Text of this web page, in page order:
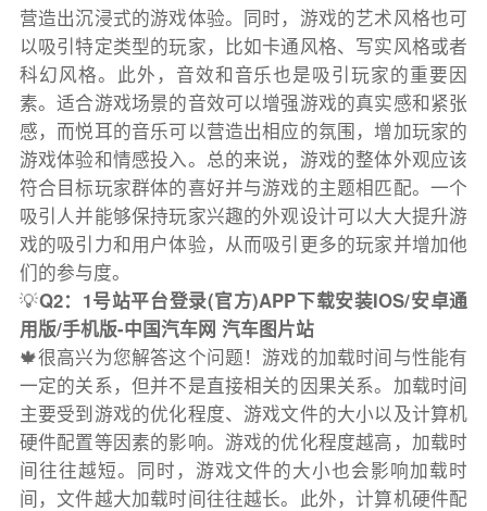
营造出沉浸式的游戏体验。同时，游戏的艺术风格也可
以吸引特定类型的玩家，比如卡通风格、写实风格或者
科幻风格。此外，音效和音乐也是吸引玩家的重要因
素。适合游戏场景的音效可以增强游戏的真实感和紧张
感，而悦耳的音乐可以营造出相应的氛围，增加玩家的
游戏体验和情感投入。总的来说，游戏的整体外观应该
符合目标玩家群体的喜好并与游戏的主题相匹配。一个
吸引人并能够保持玩家兴趣的外观设计可以大大提升游
戏的吸引力和用户体验，从而吸引更多的玩家并增加他
们的参与度。
💡Q2：1号站平台登录(官方)APP下载安装IOS/安卓通
用版/手机版-中国汽车网 汽车图片站
🍁很高兴为您解答这个问题！游戏的加载时间与性能有
一定的关系，但并不是直接相关的因果关系。加载时间
主要受到游戏的优化程度、游戏文件的大小以及计算机
硬件配置等因素的影响。游戏的优化程度越高，加载时
间往往越短。同时，游戏文件的大小也会影响加载时
间，文件越大加载时间往往越长。此外，计算机硬件配